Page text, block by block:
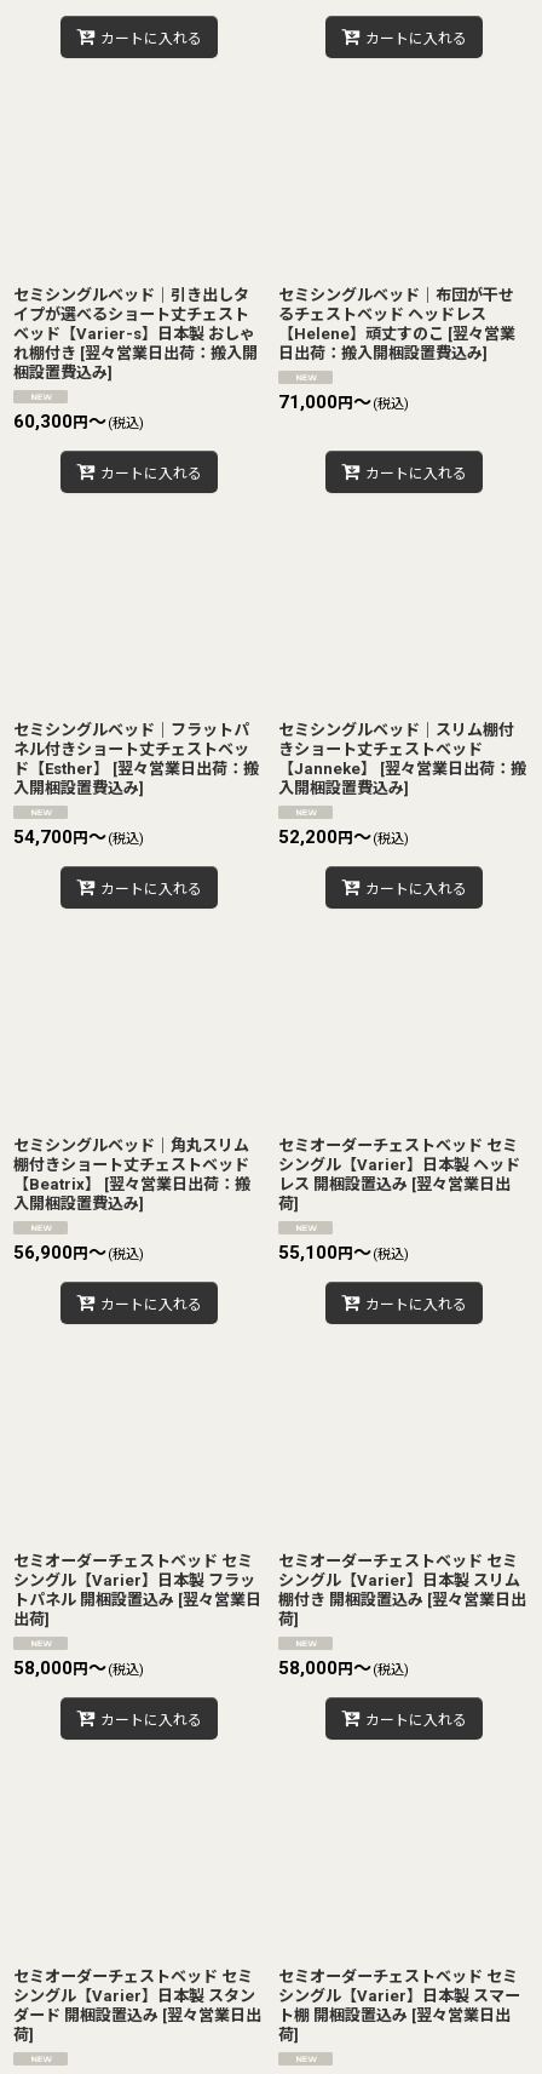
カートに入れる カートに入れる
セミシングルベッド｜引き出しタ
イプが選べるショート丈チェスト
ベッド【Varier-s】日本製 おしゃ
れ棚付き [翌々営業日出荷：搬入開
梱設置費込み]
60,300円～(税込)
カートに入れる
セミシングルベッド｜布団が干せ
るチェストベッド ヘッドレス
【Helene】頑丈すのこ [翌々営業
日出荷：搬入開梱設置費込み]
71,000円～(税込)
カートに入れる
セミシングルベッド｜フラットパ
ネル付きショート丈チェストベッ
ド【Esther】
[翌々営業日出荷：搬
入開梱設置費込み]
54,700円～(税込)
カートに入れる
セミシングルベッド｜スリム棚付
きショート丈チェストベッド
【Janneke】
[翌々営業日出荷：搬
入開梱設置費込み]
52,200円～(税込)
カートに入れる
セミシングルベッド｜角丸スリム
棚付きショート丈チェストベッド
【Beatrix】
[翌々営業日出荷：搬
入開梱設置費込み]
56,900円～(税込)
カートに入れる
セミオーダーチェストベッド セミ
シングル【Varier】日本製 ヘッド
レス 開梱設置込み [翌々営業日出
荷]
55,100円～(税込)
カートに入れる
セミオーダーチェストベッド セミ
シングル【Varier】日本製 フラッ
トパネル 開梱設置込み [翌々営業日
出荷]
58,000円～(税込)
カートに入れる
セミオーダーチェストベッド セミ
シングル【Varier】日本製 スリム
棚付き 開梱設置込み [翌々営業日出
荷]
58,000円～(税込)
カートに入れる
セミオーダーチェストベッド セミ
シングル【Varier】日本製 スタン
ダード 開梱設置込み [翌々営業日出
荷]
セミオーダーチェストベッド セミ
シングル【Varier】日本製 スマー
ト棚 開梱設置込み [翌々営業日出
荷]